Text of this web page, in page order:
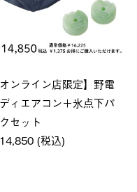
オンライン店限定】野電
ィエアコン＋氷点下パ
セット
(税込)